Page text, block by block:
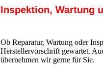
Inspektion, Wartung
Ob Reparatur, Wartung oder
Herstellervorschrift gewartet.
übernehmen wir gerne für Sie.